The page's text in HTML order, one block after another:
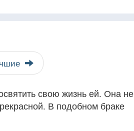
свою жизнь ей. Она не
В подобном браке